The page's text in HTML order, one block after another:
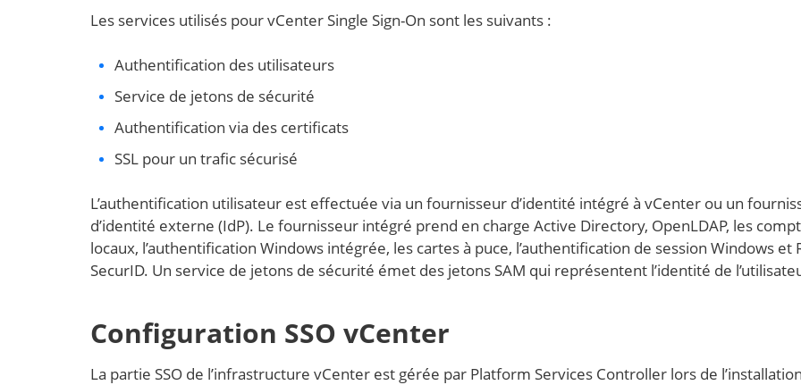
Les services utilisés pour vCenter Single Sign-On sont les suivants :
Authentification des utilisateurs
Service de jetons de sécurité
Authentification via des certificats
SSL pour un trafic sécurisé
L’authentification utilisateur est effectuée via un fournisseur d’identité intégré à vCenter ou un
d’identité externe (IdP). Le fournisseur intégré prend en charge Active Directory, OpenLDAP, les
locaux, l’authentification Windows intégrée, les cartes à puce, l’authentification de session Windows et
SecurID. Un service de jetons de sécurité émet des jetons SAM qui représentent l’identité de
Configuration SSO vCenter
La partie SSO de l’infrastructure vCenter est gérée par Platform Services Controller lors de